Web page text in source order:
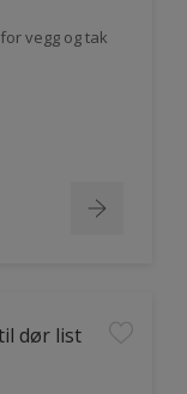
vegg og tak
dør list